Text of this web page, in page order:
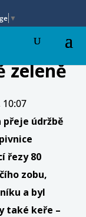
▼
zeleně
10:07
přeje údržbě
řezy 80
zobu,
a byl
také keře –